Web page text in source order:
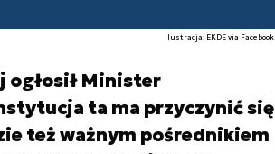
Ilustracja: EKDE via Facebook
ogłosił Minister
ta ma przyczynić się
też ważnym pośrednikiem